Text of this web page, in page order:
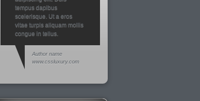
tempus dapibus
scelerisque. Ut a eros
vitae turpis aliquam mollis
congue in tellus.
Author name
www.cssluxury.com